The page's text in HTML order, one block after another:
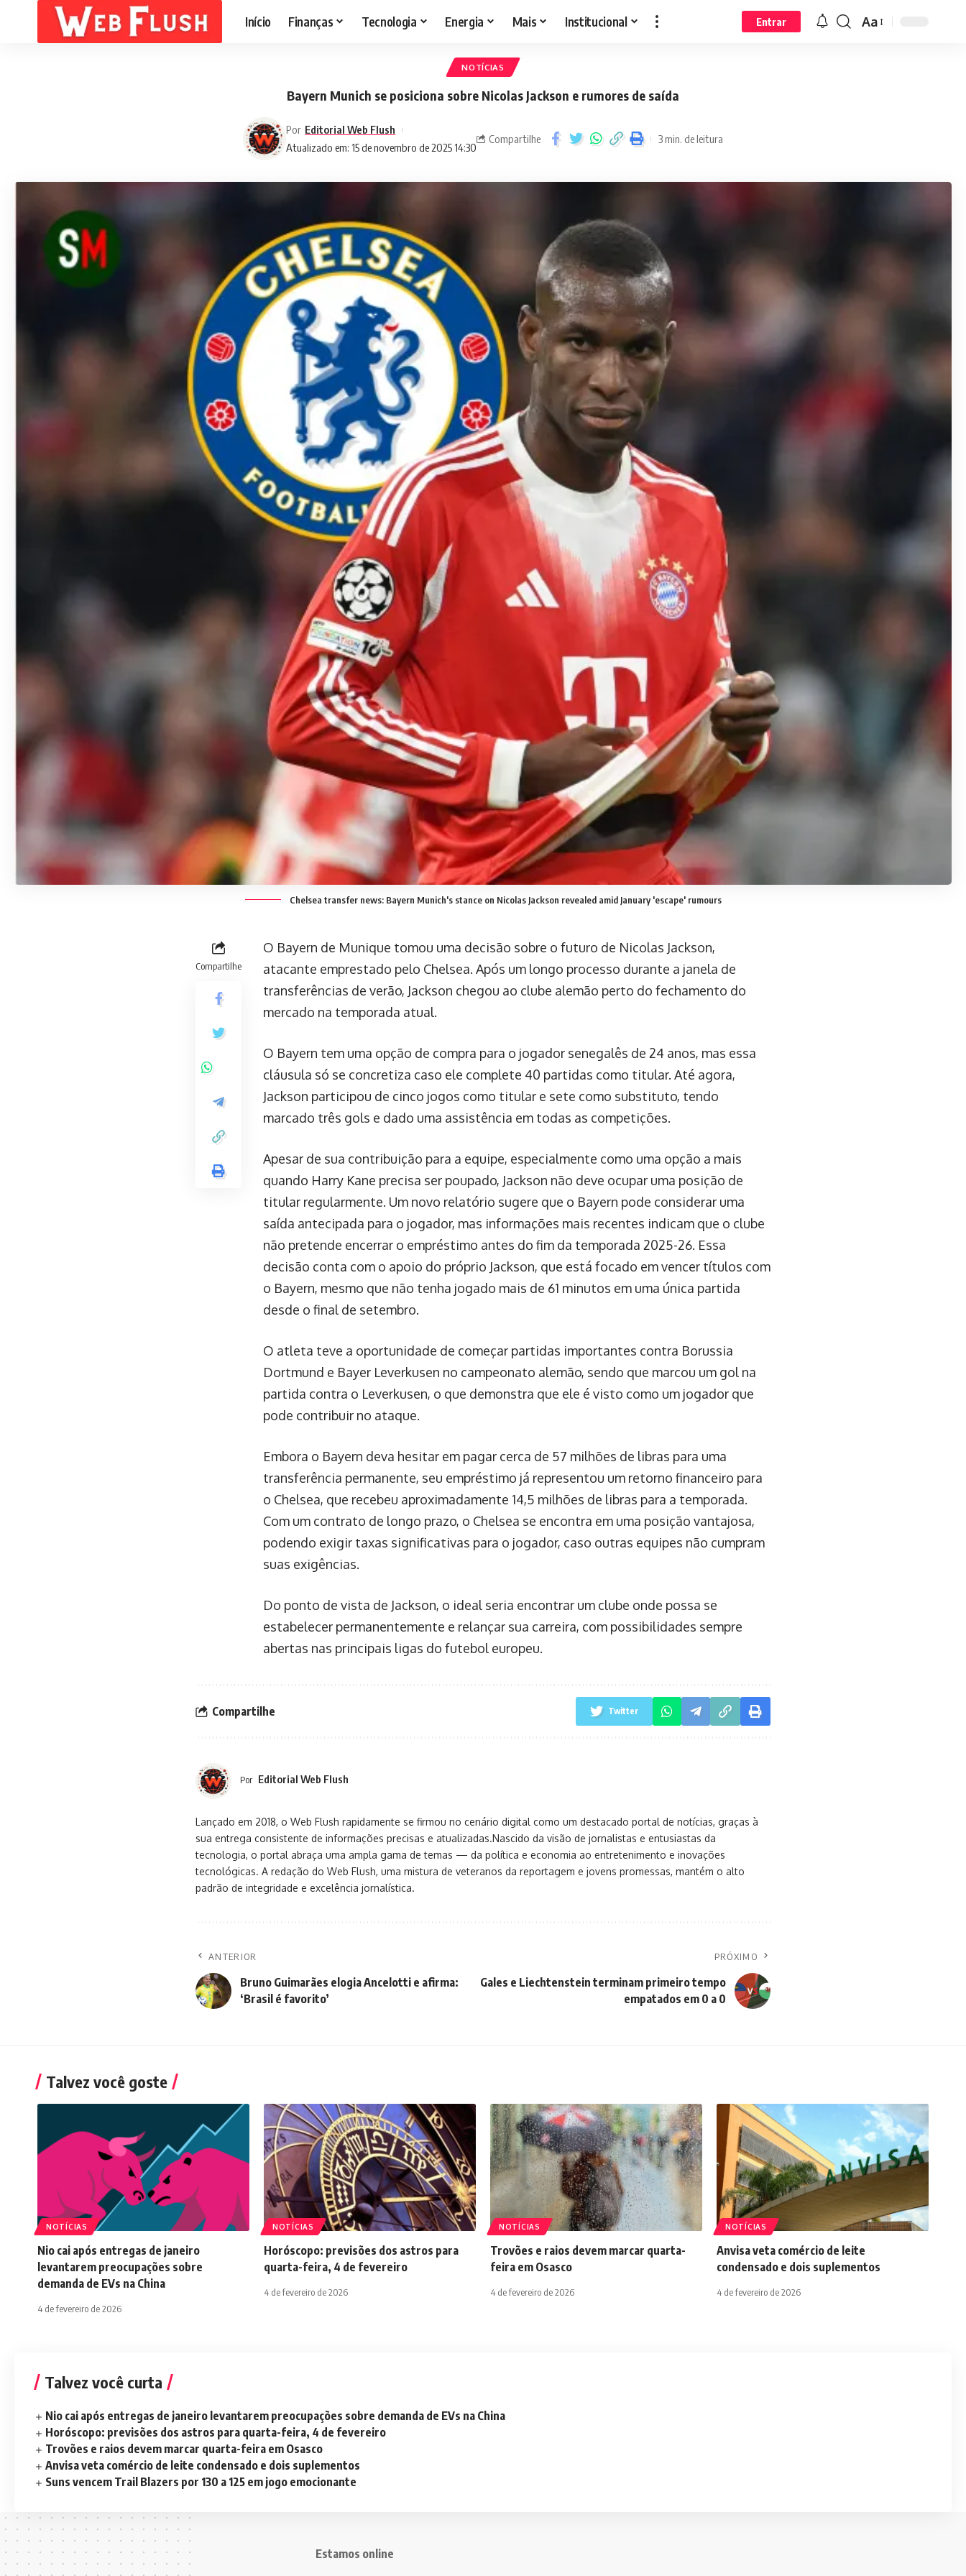
Início Finanças Tecnologia Energia Mais Institucional Entrar Aa
NOTÍCIAS
Bayern Munich se posiciona sobre Nicolas Jackson e rumores de saída
Atualizado em: 15 de novembro de 2025 14:30
Por Editorial Web Flush
Compartilhe 3 min. de leitura
Chelsea transfer news: Bayern Munich's stance on Nicolas Jackson revealed amid January 'escape' rumours
Compartilhe
O Bayern de Munique tomou uma decisão sobre o futuro de Nicolas Jackson,
atacante emprestado pelo Chelsea. Após um longo processo durante a janela de
transferências de verão, Jackson chegou ao clube alemão perto do fechamento do
mercado na temporada atual.
O Bayern tem uma opção de compra para o jogador senegalês de 24 anos, mas essa
cláusula só se concretiza caso ele complete 40 partidas como titular. Até agora,
Jackson participou de cinco jogos como titular e sete como substituto, tendo
marcado três gols e dado uma assistência em todas as competições.
Apesar de sua contribuição para a equipe, especialmente como uma opção a mais
quando Harry Kane precisa ser poupado, Jackson não deve ocupar uma posição de
titular regularmente. Um novo relatório sugere que o Bayern pode considerar uma
saída antecipada para o jogador, mas informações mais recentes indicam que o clube
não pretende encerrar o empréstimo antes do fim da temporada 2025-26. Essa
decisão conta com o apoio do próprio Jackson, que está focado em vencer títulos com
o Bayern, mesmo que não tenha jogado mais de 61 minutos em uma única partida
desde o final de setembro.
O atleta teve a oportunidade de começar partidas importantes contra Borussia
Dortmund e Bayer Leverkusen no campeonato alemão, sendo que marcou um gol na
partida contra o Leverkusen, o que demonstra que ele é visto como um jogador que
pode contribuir no ataque.
Embora o Bayern deva hesitar em pagar cerca de 57 milhões de libras para uma
transferência permanente, seu empréstimo já representou um retorno financeiro para
o Chelsea, que recebeu aproximadamente 14,5 milhões de libras para a temporada.
Com um contrato de longo prazo, o Chelsea se encontra em uma posição vantajosa,
podendo exigir taxas significativas para o jogador, caso outras equipes não cumpram
suas exigências.
Do ponto de vista de Jackson, o ideal seria encontrar um clube onde possa se
estabelecer permanentemente e relançar sua carreira, com possibilidades sempre
abertas nas principais ligas do futebol europeu.
Compartilhe Twitter
Por Editorial Web Flush
Lançado em 2018, o Web Flush rapidamente se firmou no cenário digital como um destacado portal de notícias, graças à
sua entrega consistente de informações precisas e atualizadas.Nascido da visão de jornalistas e entusiastas da
tecnologia, o portal abraça uma ampla gama de temas — da política e economia ao entretenimento e inovações
tecnológicas. A redação do Web Flush, uma mistura de veteranos da reportagem e jovens promessas, mantém o alto
padrão de integridade e excelência jornalística.
ANTERIOR
Bruno Guimarães elogia Ancelotti e afirma:
‘Brasil é favorito’
PRÓXIMO
Gales e Liechtenstein terminam primeiro tempo
empatados em 0 a 0
Talvez você goste
NOTÍCIAS
Nio cai após entregas de janeiro
levantarem preocupações sobre
demanda de EVs na China
4 de fevereiro de 2026
NOTÍCIAS
Horóscopo: previsões dos astros para
quarta-feira, 4 de fevereiro
4 de fevereiro de 2026
NOTÍCIAS
Trovões e raios devem marcar quarta-
feira em Osasco
4 de fevereiro de 2026
NOTÍCIAS
Anvisa veta comércio de leite
condensado e dois suplementos
4 de fevereiro de 2026
Talvez você curta
Nio cai após entregas de janeiro levantarem preocupações sobre demanda de EVs na China
Horóscopo: previsões dos astros para quarta-feira, 4 de fevereiro
Trovões e raios devem marcar quarta-feira em Osasco
Anvisa veta comércio de leite condensado e dois suplementos
Suns vencem Trail Blazers por 130 a 125 em jogo emocionante
Estamos online